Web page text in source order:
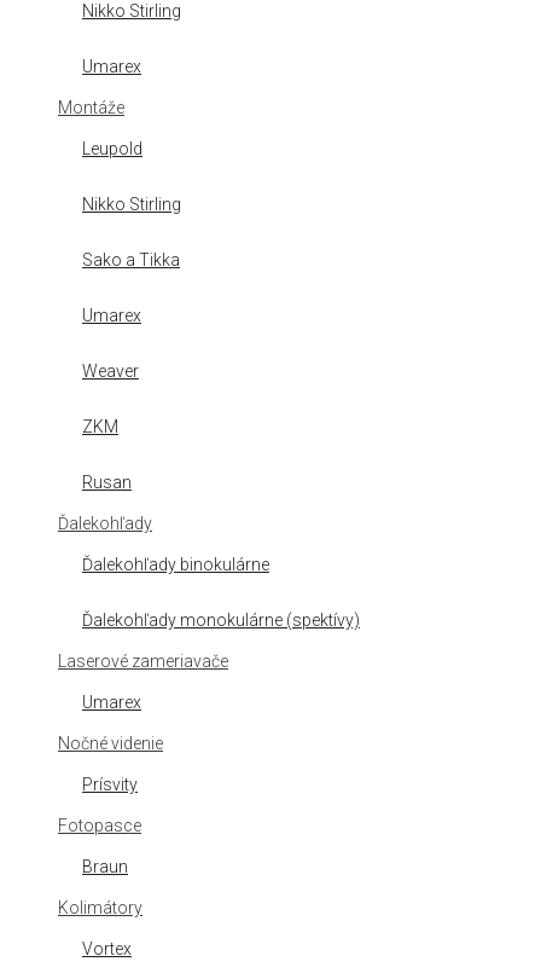
Nikko Stirling
Umarex
Montáže
Leupold
Nikko Stirling
Sako a Tikka
Umarex
Weaver
ZKM
Rusan
Ďalekohľady
Ďalekohľady binokulárne
Ďalekohľady monokulárne (spektívy)
Laserové zameriavače
Umarex
Nočné videnie
Prísvity
Fotopasce
Braun
Kolimátory
Vortex